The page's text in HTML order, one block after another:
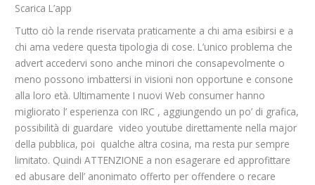
Scarica L’app
Tutto ciò la rende riservata praticamente a chi ama esibirsi e a
chi ama vedere questa tipologia di cose. L’unico problema che
advert accedervi sono anche minori che consapevolmente o
meno possono imbattersi in visioni non opportune e consone
alla loro età. Ultimamente I nuovi Web consumer hanno
migliorato l’ esperienza con IRC , aggiungendo un po’ di grafica,
possibilità di guardare video youtube direttamente nella major
della pubblica, poi qualche altra cosina, ma resta pur sempre
limitato. Quindi ATTENZIONE a non esagerare ed approfittare
ed abusare dell’ anonimato offerto per offendere o recare